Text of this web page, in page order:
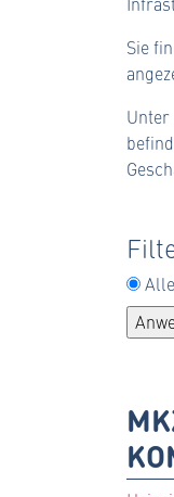
Sie
Unter